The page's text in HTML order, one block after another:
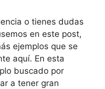
o tienes dudas
en este post,
ejemplos que se
aquí. En esta
buscado por
a tener gran